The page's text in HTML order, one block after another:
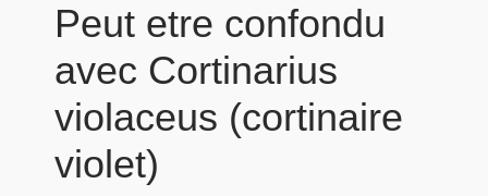
Peut etre confondu
avec Cortinarius
violaceus (cortinaire
violet)